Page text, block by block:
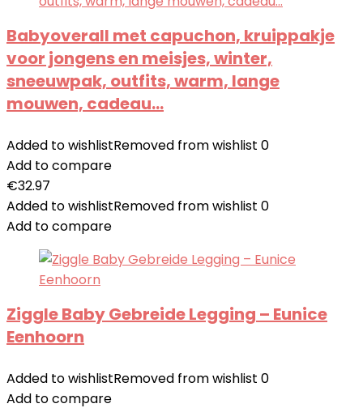
Babyoverall met capuchon, kruippakje
voor jongens en meisjes, winter,
sneeuwpak, outfits, warm, lange
mouwen, cadeau…
Added to wishlistRemoved from wishlist 0
Add to compare
€32.97
Added to wishlistRemoved from wishlist 0
Add to compare
Ziggle Baby Gebreide Legging – Eunice
Eenhoorn
Added to wishlistRemoved from wishlist 0
Add to compare